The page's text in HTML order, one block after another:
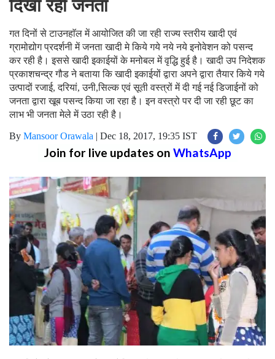
दिखा रही जनता
गत दिनों से टाउनहाॅल में आयोजित की जा रही राज्य स्तरीय खादी एवं
ग्रामोद्योग प्रदर्शनी में जनता खादी मे किये गये नये नये इनोवेशन को पसन्द
कर रही है। इससे खादी इकाईयों के मनोबल में वृद्धि हुई है। खादी उप निदेशक
प्रकाशचन्द्र गौड ने बताया कि खादी इकाईयों द्वारा अपने द्वारा तैयार किये गये
उत्पादों रजाई, दरियां, उनी,सिल्क एवं सूती वस्त्रों में दी गई नई डिजाईनों को
जनता द्वारा खूब पसन्द किया जा रहा है। इन वस्त्रो पर दी जा रही छूट का
लाभ भी जनता मेले में उठा रही है।
By Mansoor Orawala | Dec 18, 2017, 19:35 IST
Join for live updates on WhatsApp